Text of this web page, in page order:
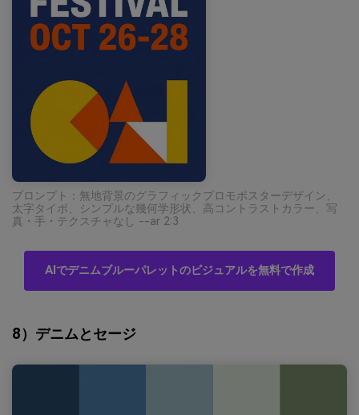
プロンプト：無地背景のグラフィックプロモポスターデザイン、
太字タイポ、シンプルな幾何学形状、高コントラストカラー、写
真・手・テクスチャなし --ar 2:3
AIでデニムブルーパレットのビジュアルを無料で作成
8）デニムとセージ